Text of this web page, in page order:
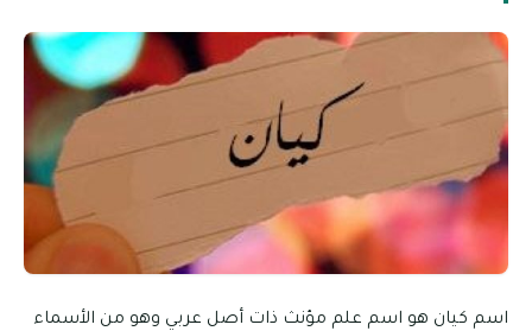
اسم كيان هو اسم علم مؤنث ذات أصل عربي وهو من الأسماء